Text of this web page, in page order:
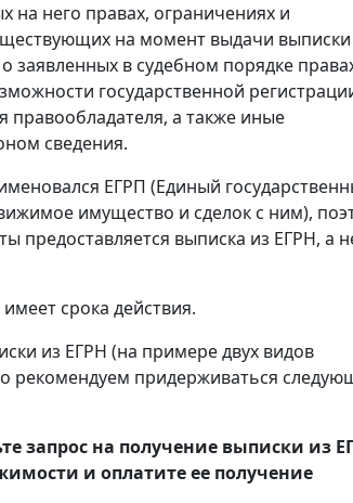
на него правах, ограничениях и
на момент выдачи выписки
заявленных в судебном порядке
государственной
правообладателя, а также иные
сведения.
ЕГРП (Единый
имущество и сделок с ним),
предоставляется выписка из ЕГРН, а
срока действия.
из ЕГРН (на примере двух видов
рекомендуем придерживаться
запрос на получение выписки из
и оплатите ее получение